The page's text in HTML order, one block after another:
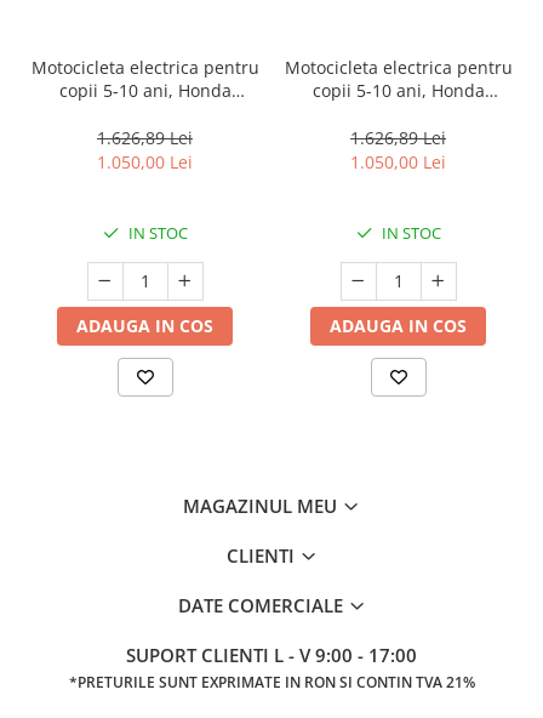
Motocicleta electrica pentru
copii 5-10 ani, Honda
gonflabile, albastra
1.626,89 Lei
1.050,00 Lei
IN STOC
ADAUGA IN COS
Motocicleta electrica pentru
copii 5-10 ani, Honda
gonflabile, alba
1.626,89 Lei
1.050,00 Lei
IN STOC
ADAUGA IN COS
MAGAZINUL MEU
CLIENTI
DATE COMERCIALE
SUPORT CLIENTI L - V 9:00 - 17:00
*PRETURILE SUNT EXPRIMATE IN RON SI CONTIN TVA 21%